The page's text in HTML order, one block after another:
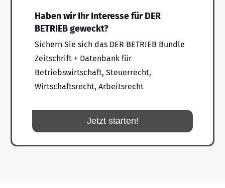
Haben wir Ihr Interesse für DER
BETRIEB geweckt?
Sichern Sie sich das DER BETRIEB Bundle
Zeitschrift + Datenbank für
Betriebswirtschaft, Steuerrecht,
Wirtschaftsrecht, Arbeitsrecht
Jetzt starten!